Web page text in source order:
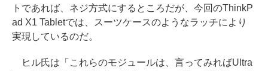
トであれば、ネジ方式にするところだが、今回のThinkP
ad X1 Tabletでは、スーツケースのようなラッチにより
実現しているのだ。
ヒル氏は「これらのモジュールは、言ってみればUltra